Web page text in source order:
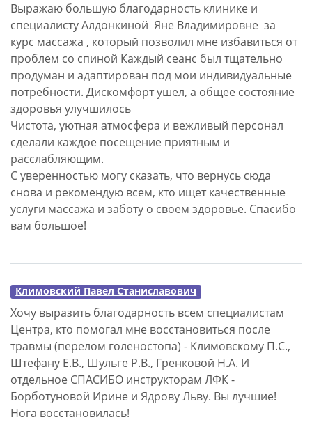
Выражаю большую благодарность клинике и
специалисту Алдонкиной Яне Владимировне за
курс массажа , который позволил мне избавиться от
проблем со спиной Каждый сеанс был тщательно
продуман и адаптирован под мои индивидуальные
потребности. Дискомфорт ушел, а общее состояние
здоровья улучшилось
Чистота, уютная атмосфера и вежливый персонал
сделали каждое посещение приятным и
расслабляющим.
С уверенностью могу сказать, что вернусь сюда
снова и рекомендую всем, кто ищет качественные
услуги массажа и заботу о своем здоровье. Спасибо
вам большое!
Климовский Павел Станиславович
Хочу выразить благодарность всем специалистам
Центра, кто помогал мне восстановиться после
травмы (перелом голеностопа) - Климовскому П.С.,
Штефану Е.В., Шульге Р.В., Гренковой Н.А. И
отдельное СПАСИБО инструкторам ЛФК -
Борботуновой Ирине и Ядрову Льву. Вы лучшие!
Нога восстановилась!